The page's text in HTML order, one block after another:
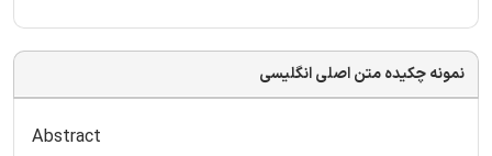
نمونه چکیده متن اصلی انگلیسی
Abstract